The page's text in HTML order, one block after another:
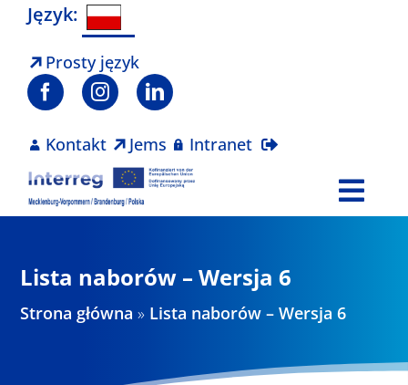
Skip
content
Język:
Prosty język
Kontakt Jems Intranet
Projekty
Lista naborów – Wersja 6
Strona główna » Lista naborów – Wersja 6